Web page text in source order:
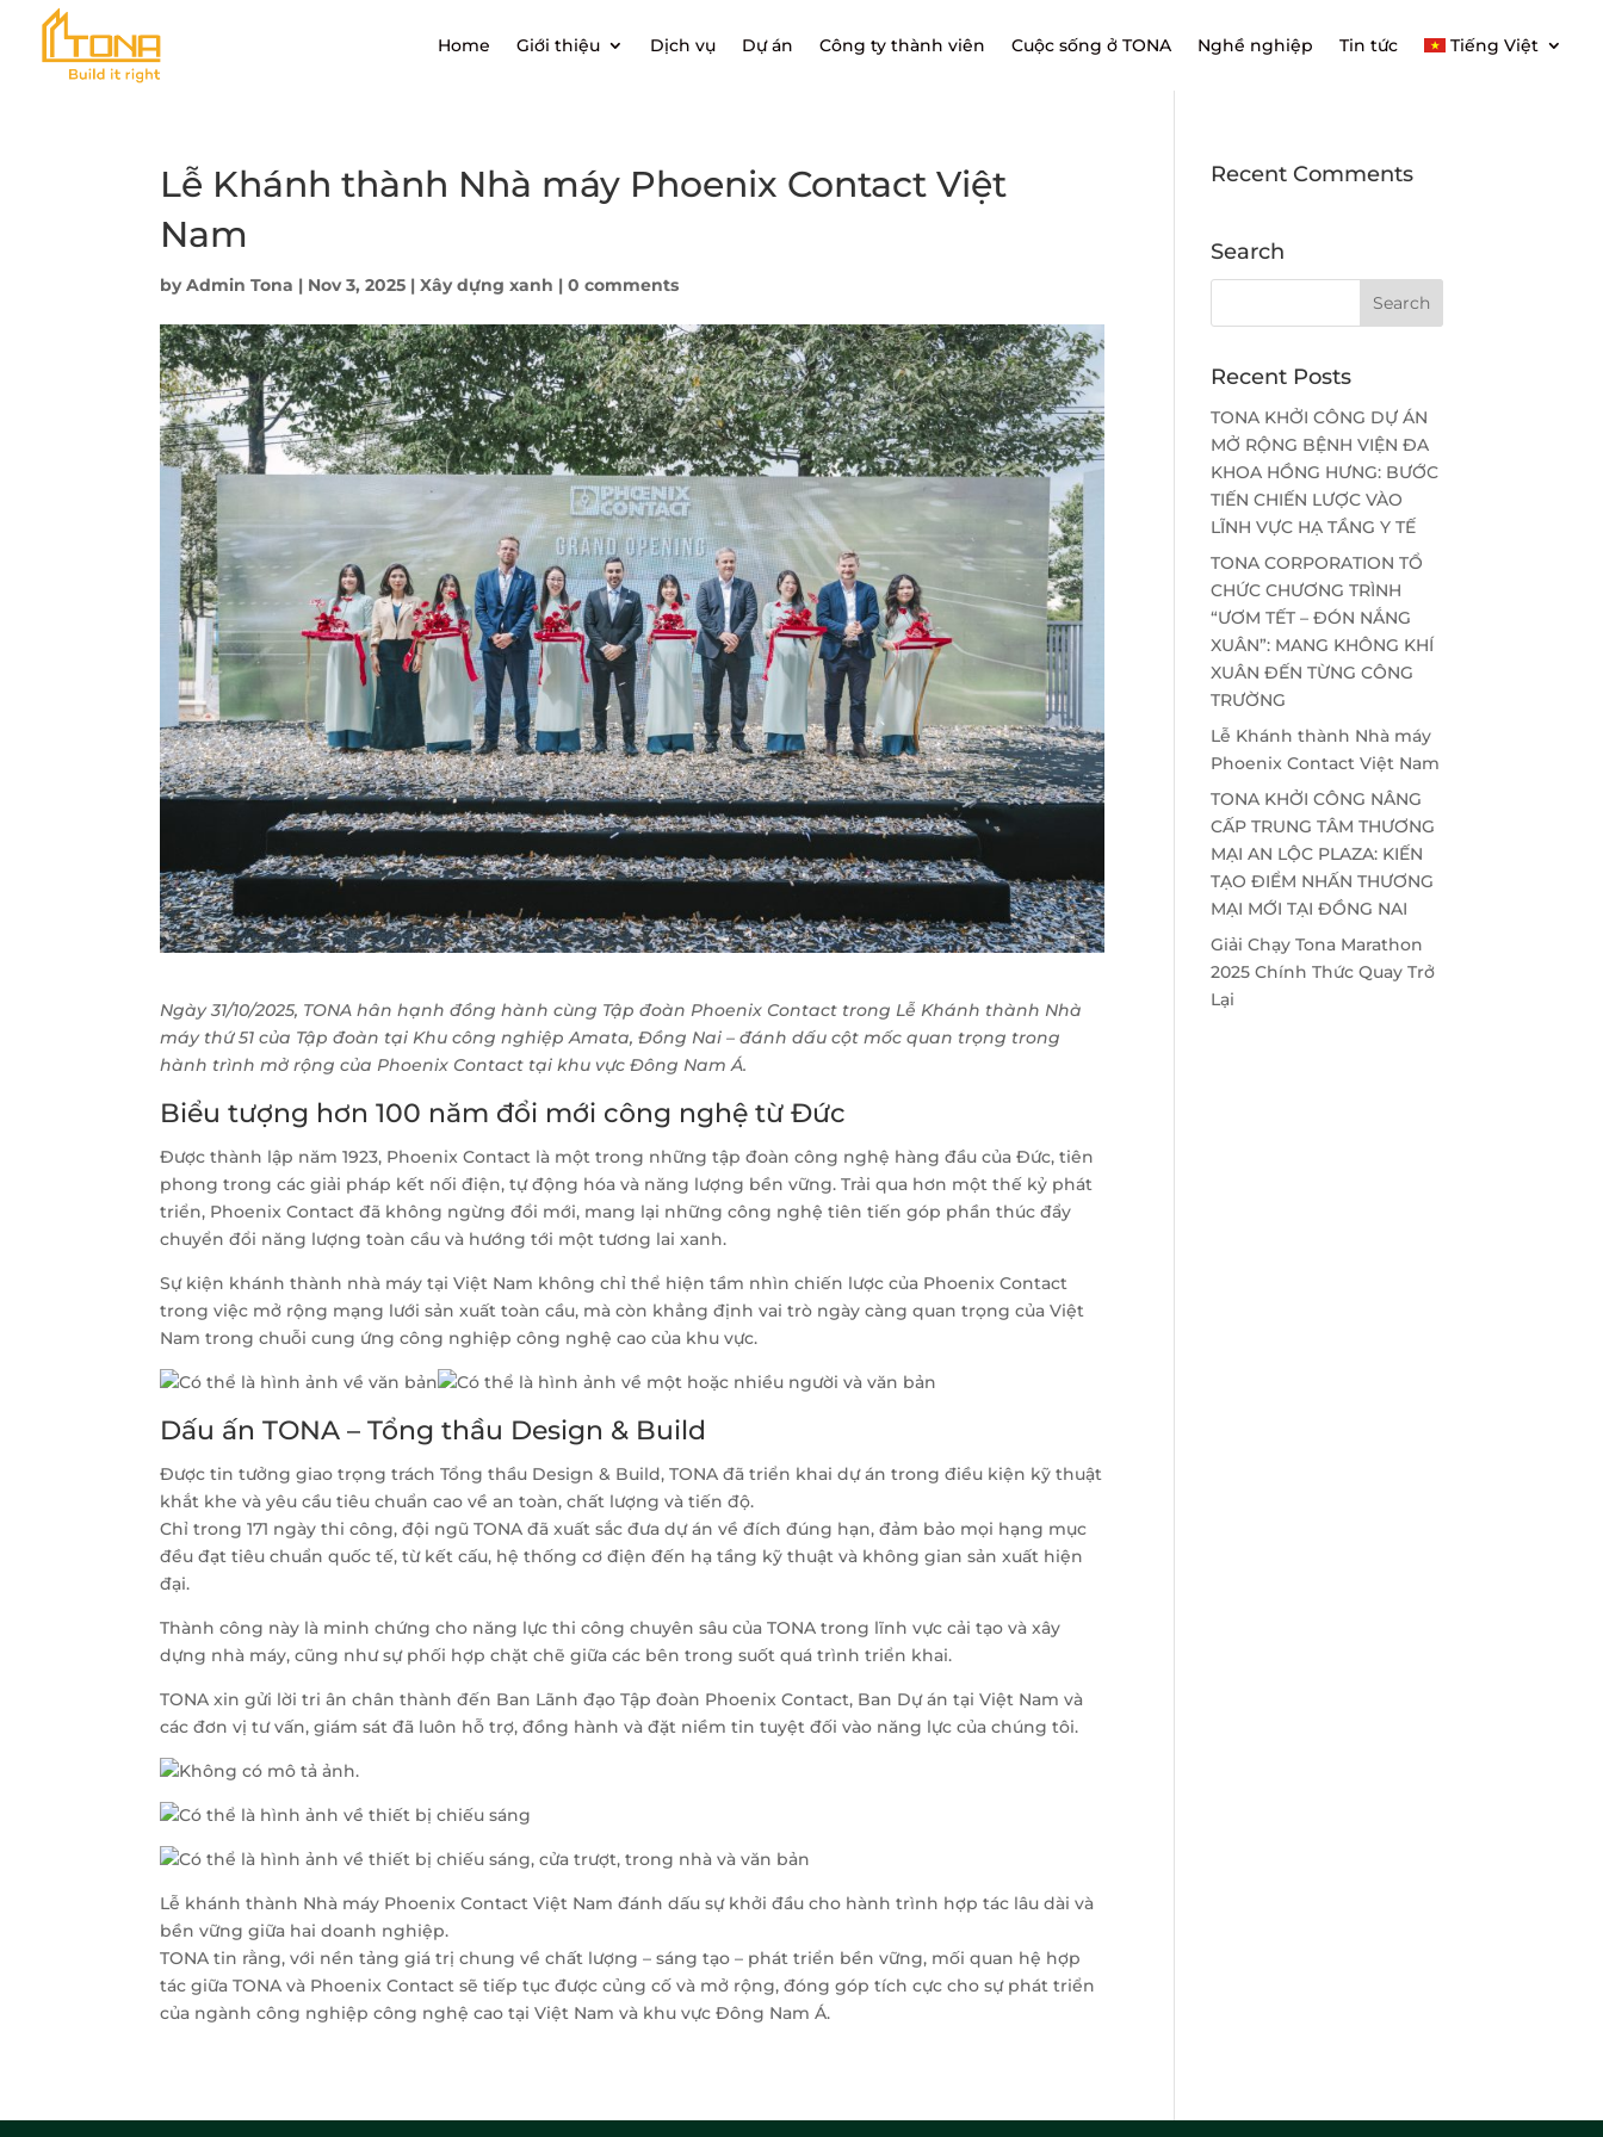
Home Giới thiệu Dịch vụ Dự án Công ty thành viên Cuộc sống ở TONA Nghề nghiệp Tin tức Tiếng Việt
Lễ Khánh thành Nhà máy Phoenix Contact Việt
Nam
byAdmin Tona | Nov 3, 2025 |Xây dựng xanh |0 comments
Ngày 31/10/2025, TONA hân hạnh đồng hành cùng Tập đoàn Phoenix Contact trong Lễ Khánh thành Nhà
máy thứ 51 của Tập đoàn tại Khu công nghiệp Amata, Đồng Nai – đánh dấu cột mốc quan trọng trong
hành trình mở rộng của Phoenix Contact tại khu vực Đông Nam Á.
Biểu tượng hơn 100 năm đổi mới công nghệ từ Đức
Được thành lập năm 1923, Phoenix Contact là một trong những tập đoàn công nghệ hàng đầu của Đức, tiên
phong trong các giải pháp kết nối điện, tự động hóa và năng lượng bền vững. Trải qua hơn một thế kỷ phát
triển, Phoenix Contact đã không ngừng đổi mới, mang lại những công nghệ tiên tiến góp phần thúc đẩy
chuyển đổi năng lượng toàn cầu và hướng tới một tương lai xanh.
Sự kiện khánh thành nhà máy tại Việt Nam không chỉ thể hiện tầm nhìn chiến lược của Phoenix Contact
trong việc mở rộng mạng lưới sản xuất toàn cầu, mà còn khẳng định vai trò ngày càng quan trọng của Việt
Nam trong chuỗi cung ứng công nghiệp công nghệ cao của khu vực.
Dấu ấn TONA – Tổng thầu Design & Build
Được tin tưởng giao trọng trách Tổng thầu Design & Build, TONA đã triển khai dự án trong điều kiện kỹ thuật
khắt khe và yêu cầu tiêu chuẩn cao về an toàn, chất lượng và tiến độ.
Chỉ trong 171 ngày thi công, đội ngũ TONA đã xuất sắc đưa dự án về đích đúng hạn, đảm bảo mọi hạng mục
đều đạt tiêu chuẩn quốc tế, từ kết cấu, hệ thống cơ điện đến hạ tầng kỹ thuật và không gian sản xuất hiện
đại.
Thành công này là minh chứng cho năng lực thi công chuyên sâu của TONA trong lĩnh vực cải tạo và xây
dựng nhà máy, cũng như sự phối hợp chặt chẽ giữa các bên trong suốt quá trình triển khai.
TONA xin gửi lời tri ân chân thành đến Ban Lãnh đạo Tập đoàn Phoenix Contact, Ban Dự án tại Việt Nam và
các đơn vị tư vấn, giám sát đã luôn hỗ trợ, đồng hành và đặt niềm tin tuyệt đối vào năng lực của chúng tôi.
Lễ khánh thành Nhà máy Phoenix Contact Việt Nam đánh dấu sự khởi đầu cho hành trình hợp tác lâu dài và
bền vững giữa hai doanh nghiệp.
TONA tin rằng, với nền tảng giá trị chung về chất lượng – sáng tạo – phát triển bền vững, mối quan hệ hợp
tác giữa TONA và Phoenix Contact sẽ tiếp tục được củng cố và mở rộng, đóng góp tích cực cho sự phát triển
của ngành công nghiệp công nghệ cao tại Việt Nam và khu vực Đông Nam Á.
Recent Comments
Search
Recent Posts
TONA KHỞI CÔNG DỰ ÁN
MỞ RỘNG BỆNH VIỆN ĐA
KHOA HỒNG HƯNG: BƯỚC
TIẾN CHIẾN LƯỢC VÀO
LĨNH VỰC HẠ TẦNG Y TẾ
TONA CORPORATION TỔ
CHỨC CHƯƠNG TRÌNH
“ƯƠM TẾT – ĐÓN NẮNG
XUÂN”: MANG KHÔNG KHÍ
XUÂN ĐẾN TỪNG CÔNG
TRƯỜNG
Lễ Khánh thành Nhà máy
Phoenix Contact Việt Nam
TONA KHỞI CÔNG NÂNG
CẤP TRUNG TÂM THƯƠNG
MẠI AN LỘC PLAZA: KIẾN
TẠO ĐIỂM NHẤN THƯƠNG
MẠI MỚI TẠI ĐỒNG NAI
Giải Chạy Tona Marathon
2025 Chính Thức Quay Trở
Lại